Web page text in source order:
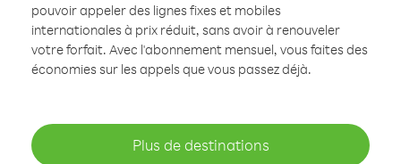
pouvoir appeler des lignes fixes et mobiles
internationales à prix réduit, sans avoir à renouveler
votre forfait. Avec l'abonnement mensuel, vous faites des
économies sur les appels que vous passez déjà.
Plus de destinations